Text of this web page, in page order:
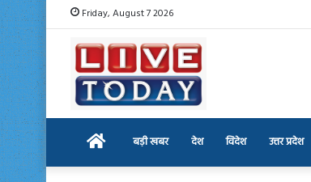
Friday, August 7 2026
Home बड़ी खबर देश विदेश उत्तर प्रदेश